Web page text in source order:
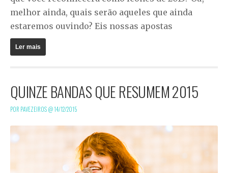
melhor ainda, quais serão aqueles que ainda
estaremos ouvindo? Eis nossas apostas
Ler mais
QUINZE BANDAS QUE RESUMEM 2015
POR PAVEZEIROS @14/12/2015